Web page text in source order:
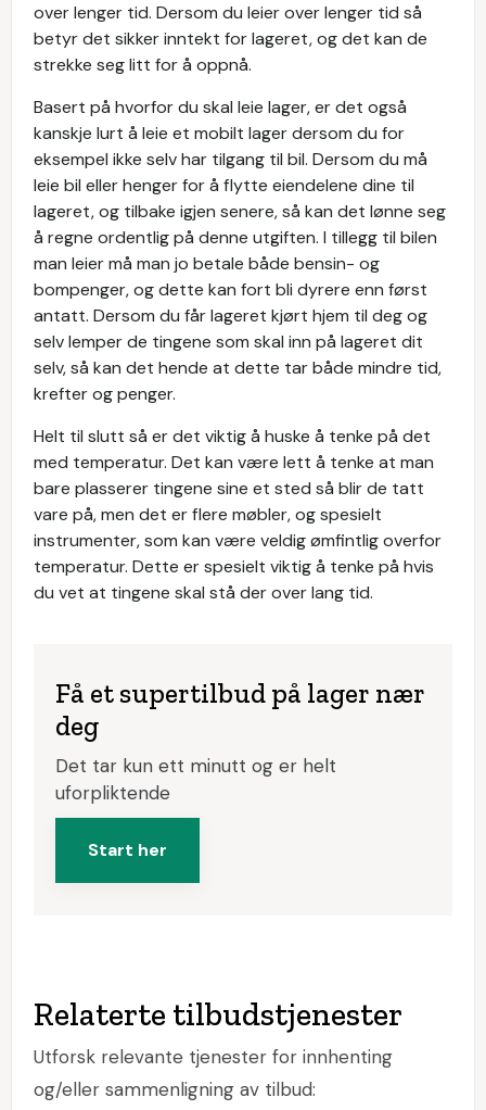
over lenger tid. Dersom du leier over lenger tid så
betyr det sikker inntekt for lageret, og det kan de
strekke seg litt for å oppnå.
Basert på hvorfor du skal leie lager, er det også
kanskje lurt å leie et mobilt lager dersom du for
eksempel ikke selv har tilgang til bil. Dersom du må
leie bil eller henger for å flytte eiendelene dine til
lageret, og tilbake igjen senere, så kan det lønne seg
å regne ordentlig på denne utgiften. I tillegg til bilen
man leier må man jo betale både bensin- og
bompenger, og dette kan fort bli dyrere enn først
antatt. Dersom du får lageret kjørt hjem til deg og
selv lemper de tingene som skal inn på lageret dit
selv, så kan det hende at dette tar både mindre tid,
krefter og penger.
Helt til slutt så er det viktig å huske å tenke på det
med temperatur. Det kan være lett å tenke at man
bare plasserer tingene sine et sted så blir de tatt
vare på, men det er flere møbler, og spesielt
instrumenter, som kan være veldig ømfintlig overfor
temperatur. Dette er spesielt viktig å tenke på hvis
du vet at tingene skal stå der over lang tid.
Få et supertilbud på lager nær
deg
Det tar kun ett minutt og er helt
uforpliktende
Start her
Relaterte tilbudstjenester
Utforsk relevante tjenester for innhenting
og/eller sammenligning av tilbud: